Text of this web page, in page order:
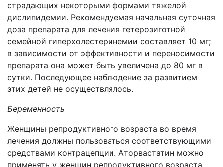
страдающих некоторыми формами тяжелой
дислипидемии. Рекомендуемая начальная суточная
доза препарата для лечения гетерозиготной
семейной гиперхолестеринемии составляет 10 мг;
в зависимости от эффективности и переносимости
препарата она может быть увеличена до 80 мг в
сутки. Последующее наблюдение за развитием
этих детей не осуществлялось.
Беременность
Женщины репродуктивного возраста во время
лечения должны пользоваться соответствующими
средствами контрацепции. Аторвастатин можно
применять у женщин репродуктивного возраста